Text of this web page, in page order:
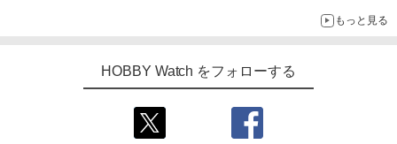
もっと見る
HOBBY Watch をフォローする